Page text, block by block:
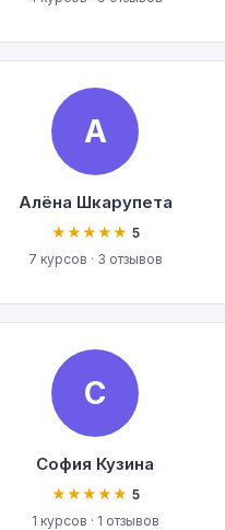
А
Алёна Шкарупета
★★★★★ 5
7 курсов · 3 отзывов
С
София Кузина
★★★★★ 5
1 курсов · 1 отзывов